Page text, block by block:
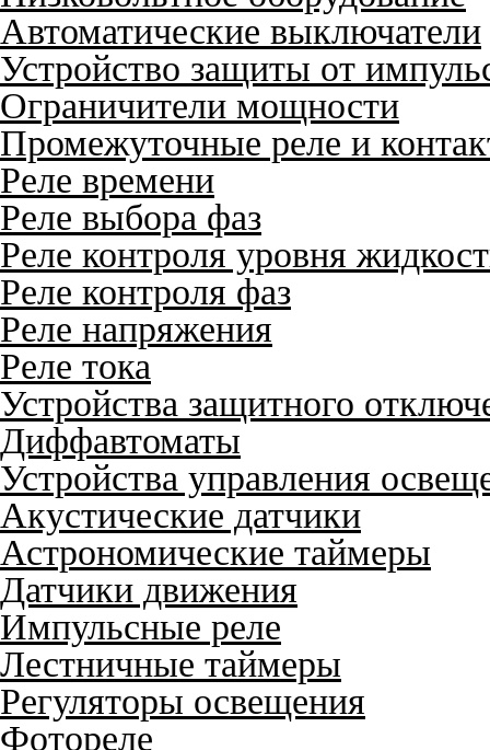
Автоматические выключатели
Устройство защиты от
Ограничители мощности
Промежуточные реле и
Реле времени
Реле выбора фаз
Реле контроля уровня
Реле контроля фаз
Реле напряжения
Реле тока
Устройства защитного
Диффавтоматы
Устройства управления
Акустические датчики
Астрономические таймеры
Датчики движения
Импульсные реле
Лестничные таймеры
Регуляторы освещения
Фотореле